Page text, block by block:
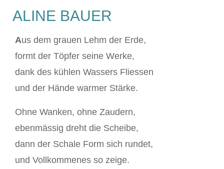
ALINE BAUER
Aus dem grauen Lehm der Erde,
formt der Töpfer seine Werke,
dank des kühlen Wassers Fliessen
und der Hände warmer Stärke.
Ohne Wanken, ohne Zaudern,
ebenmässig dreht die Scheibe,
dann der Schale Form sich rundet,
und Vollkommenes so zeige.